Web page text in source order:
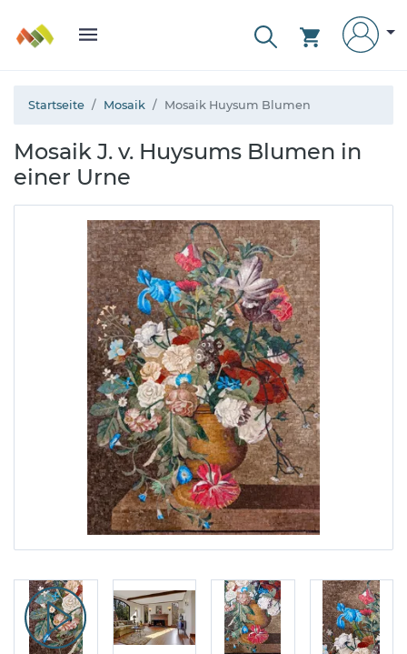
Startseite Mosaik Mosaik Huysum Blumen
Mosaik J. v. Huysums Blumen in
einer Urne